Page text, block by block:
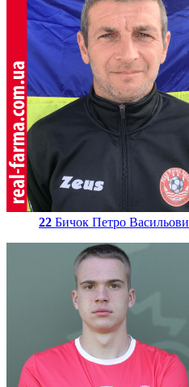
22 Бичок Петро